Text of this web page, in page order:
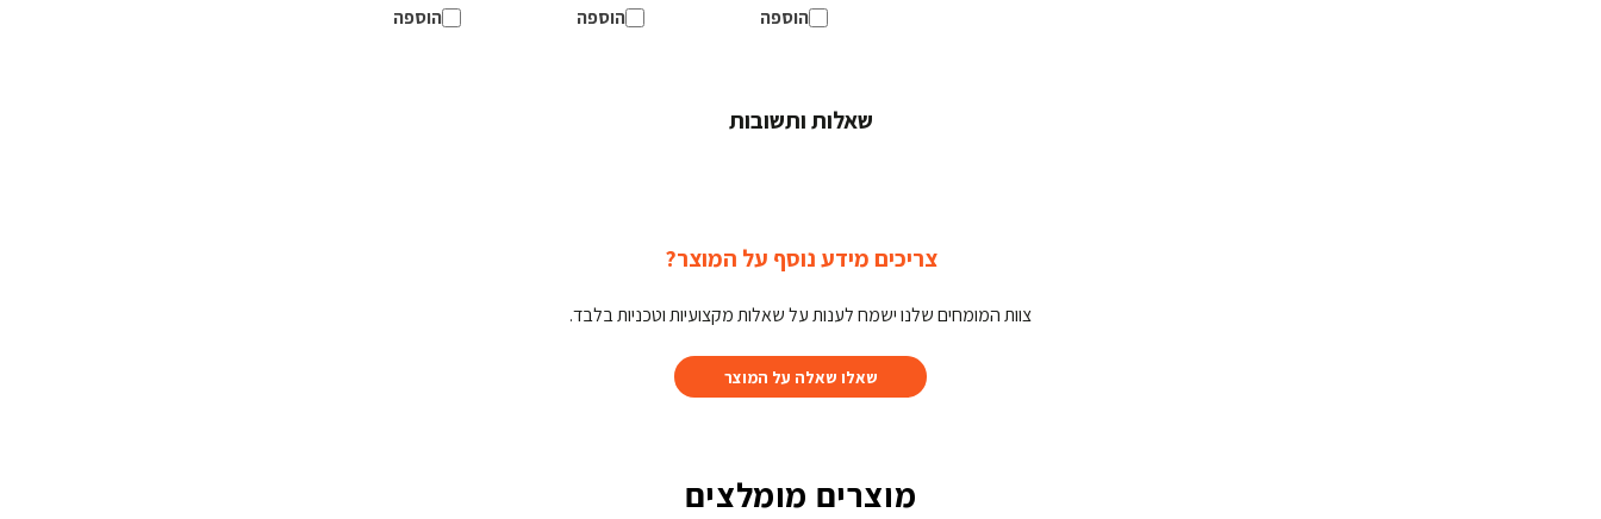
הוספה
הוספה הוספה
שאלות ותשובות
צריכים מידע נוסף על המוצר?
צוות המומחים שלנו ישמח לענות על שאלות מקצועיות וטכניות בלבד.
שאלו שאלה על המוצר
מוצרים מומלצים